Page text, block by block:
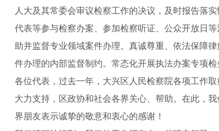
人大及其常委会审议检察工作的决议 ， 及时报告落
代表等参与检察办案、参加检察听证、 公众开放日 等
助并监督专业领域案件办理。 真诚尊重、依法保障律
件办理的内部监督制约。 常态化开展执法办案专项
各位代表， 过去一年，大兴区人民检察院各项工作
大力支持，区政协和社会各界关心、帮助。在此，
界朋友表示诚挚的敬意和衷心的感谢！